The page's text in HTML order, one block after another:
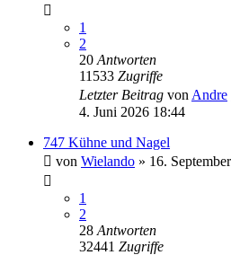
1
2
20 Antworten
11533 Zugriffe
Letzter Beitrag von Andre
4. Juni 2026 18:44
747 Kühne und Nagel
von Wielando » 16.
1
2
28 Antworten
32441 Zugriffe